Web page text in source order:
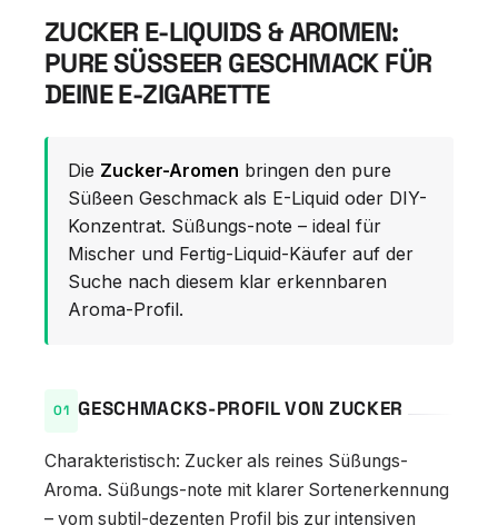
ZUCKER E-LIQUIDS & AROMEN:
PURE SÜSSEER GESCHMACK FÜR D
EINE E-ZIGARETTE
Die Zucker-Aromen bringen den pure
Süßeen Geschmack als E-Liquid oder DIY-
Konzentrat. Süßungs-note – ideal für
Mischer und Fertig-Liquid-Käufer auf der
Suche nach diesem klar erkennbaren
Aroma-Profil.
GESCHMACKS-PROFIL VON ZUCKER
Charakteristisch: Zucker als reines Süßungs-
Aroma. Süßungs-note mit klarer Sortenerkennung
– vom subtil-dezenten Profil bis zur intensiven